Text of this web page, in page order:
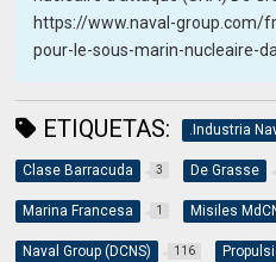
https://www.naval-group.com/
pour-le-sous-marin-nucleaire-
ETIQUETAS: .Industria
Clase Barracuda 3 De Grasse
Marina Francesa 1 Misiles
Naval Group (DCNS) 116